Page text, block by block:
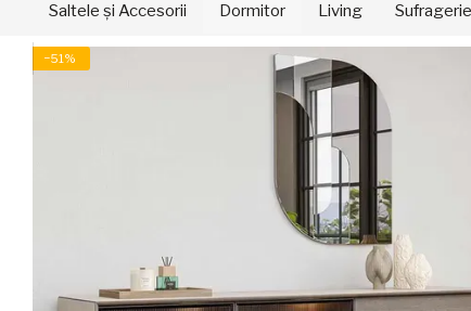
Saltele și Accesorii Dormitor Living
−51%